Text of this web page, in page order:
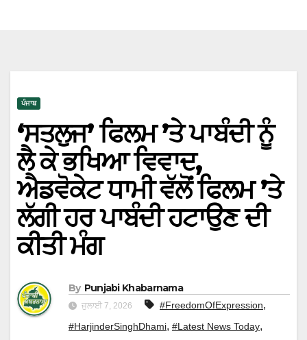
ਪੰਜਾਬ
‘ਸਤਲੁਜ’ ਫਿਲਮ ’ਤੇ ਪਾਬੰਦੀ ਨੂੰ
ਲੈ ਕੇ ਭਖਿਆ ਵਿਵਾਦ,
ਐਡਵੋਕੇਟ ਧਾਮੀ ਵੱਲੋਂ ਫਿਲਮ ’ਤੇ
ਲੱਗੀ ਹਰ ਪਾਬੰਦੀ ਹਟਾਉਣ ਦੀ
ਕੀਤੀ ਮੰਗ
By Punjabi Khabarnama
ਜੁਲਾਈ 7, 2026 #FreedomOfExpression,
#HarjinderSinghDhami, #Latest News Today,